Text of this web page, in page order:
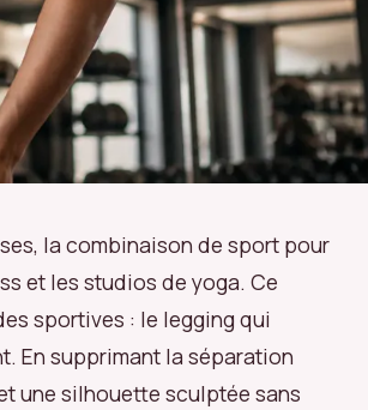
la combinaison de sport pour
et les studios de yoga. Ce
sportives : le legging qui
En supprimant la séparation
une silhouette sculptée sans